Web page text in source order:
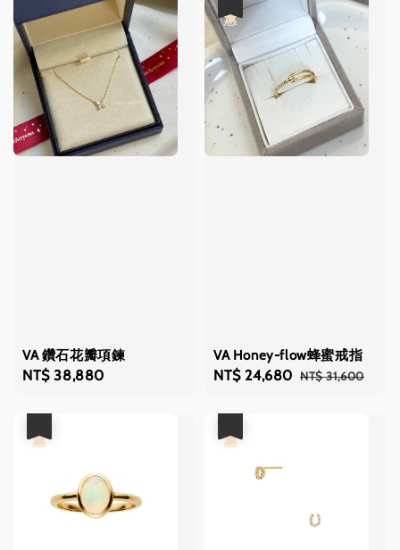
VA 鑽石花瓣項鍊
Regular
NT$ 38,880
VA Honey-flow蜂蜜戒指
Sale
NT$ 24,680 Regular
NT$ 31,600